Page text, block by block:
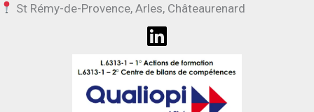
St Rémy-de-Provence, Arles, Châteaurenard